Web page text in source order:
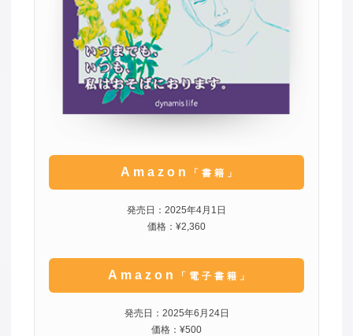
Amazon 「書籍」
発売日：2025年4月1日
価格：¥2,360
Amazon 「電子書籍」
発売日：2025年6月24日
価格：¥500